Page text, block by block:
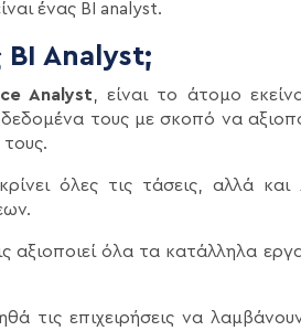
ένας BI analyst.
BI Analyst;
Analyst , είναι το άτομο
τους με σκοπό να
όλες τις τάσεις, αλλά
αξιοποιεί όλα τα κατάλληλα
τις επιχειρήσεις να